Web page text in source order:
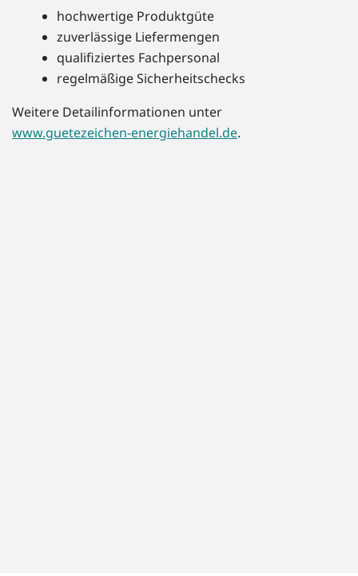
hochwertige Produktgüte
zuverlässige Liefermengen
qualifiziertes Fachpersonal
regelmäßige Sicherheitschecks
Weitere Detailinformationen unter
www.guetezeichen-energiehandel.de.